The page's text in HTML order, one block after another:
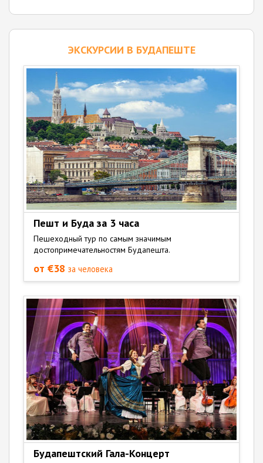
ЭКСКУРСИИ В БУДАПЕШТЕ
Пешт и Буда за 3 часа
Пешеходный тур по самым значимым
достопримечательностям Будапешта.
от €38 за человека
Будапештский Гала-Концерт